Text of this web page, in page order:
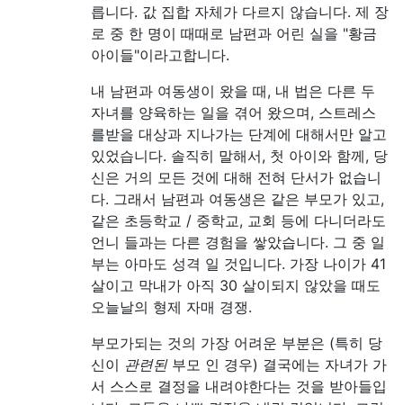
릅니다. 값 집합 자체가 다르지 않습니다. 제 장
로 중 한 명이 때때로 남편과 어린 실을 "황금
아이들"이라고합니다.
내 남편과 여동생이 왔을 때, 내 법은 다른 두
자녀를 양육하는 일을 겪어 왔으며, 스트레스
를받을 대상과 지나가는 단계에 대해서만 알고
있었습니다. 솔직히 말해서, 첫 아이와 함께, 당
신은 거의 모든 것에 대해 전혀 단서가 없습니
다. 그래서 남편과 여동생은 같은 부모가 있고,
같은 초등학교 / 중학교, 교회 등에 다니더라도
언니 들과는 다른 경험을 쌓았습니다. 그 중 일
부는 아마도 성격 일 것입니다. 가장 나이가 41
살이고 막내가 아직 30 살이되지 않았을 때도
오늘날의 형제 자매 경쟁.
부모가되는 것의 가장 어려운 부분은 (특히 당
신이 관련된부모 인 경우) 결국에는 자녀가 가
서 스스로 결정을 내려야한다는 것을 받아들입